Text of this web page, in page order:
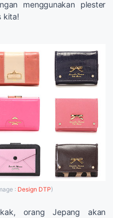
menggunakan plester
kita!
: Design DTP)
orang Jepang akan